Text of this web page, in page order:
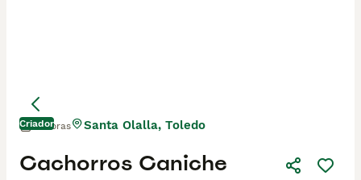
Criador
Cachorros Caniche
11 horas Santa Olalla, Toledo